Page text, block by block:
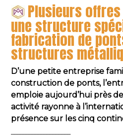
Plusieurs
une structure
fabrication de
structures
D’une petite entreprise
construction de ponts,
emploie aujourd’hui près
activité rayonne à
présence sur les cinq